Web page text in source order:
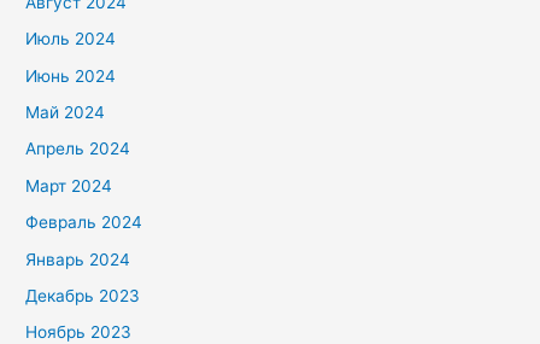
Июль 2024
Июнь 2024
Май 2024
Апрель 2024
Март 2024
Февраль 2024
Январь 2024
Декабрь 2023
Ноябрь 2023